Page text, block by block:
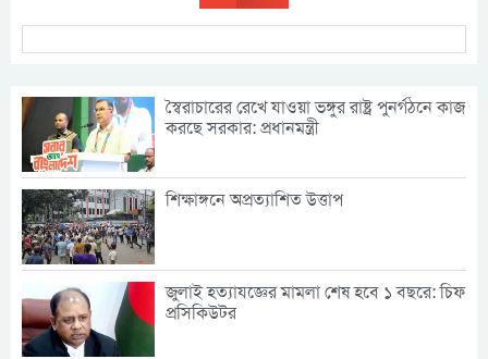
স্বৈরাচারের রেখে যাওয়া ভঙ্গুর রাষ্ট্র পুনর্গঠনে কাজ
করছে সরকার: প্রধানমন্ত্রী
শিক্ষাঙ্গনে অপ্রত্যাশিত উত্তাপ
জুলাই হত্যাযজ্ঞের মামলা শেষ হবে ১ বছরে: চিফ
প্রসিকিউটর